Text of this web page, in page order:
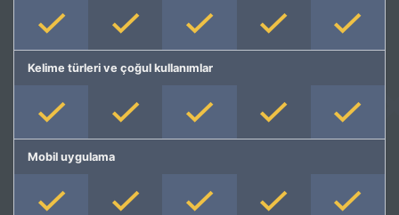
Kelime türleri ve çoğul kullanımlar
Mobil uygulama